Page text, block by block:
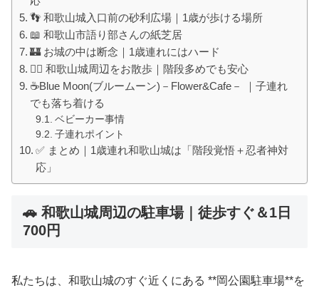
👣 和歌山城入口前の砂利広場｜1歳が歩ける場所
📖 和歌山市語り部さんの紙芝居
🏰 お城の中は断念｜1歳連れにはハード
🚶‍♀️ 和歌山城周辺をお散歩｜階段多めでも安心
☕Blue Moon(ブルームーン)－Flower&Cafe－ ｜子連れ
でも落ち着ける
ベビーカー事情
子連れポイント
✅ まとめ｜1歳連れ和歌山城は「階段覚悟＋忍者神対
応」
🚗 和歌山城周辺の駐車場｜徒歩すぐ＆1日
700円
私たちは、和歌山城のすぐ近くにある **岡公園駐車場**を